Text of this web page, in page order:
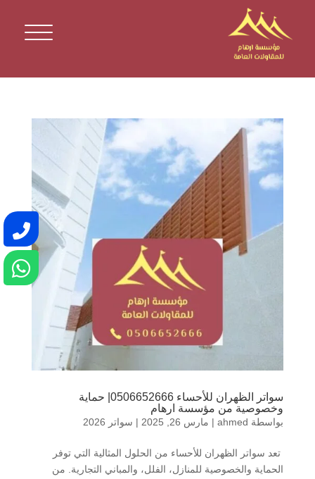
سواتر الظهران للأحساء 0506652666| حماية
وخصوصية من مؤسسة ارهام
بواسطة ahmed
| مارس 26, 2025 | سواتر 2026
تعد سواتر الظهران للأحساء من الحلول المثالية التي توفر
الحماية والخصوصية للمنازل، الفلل، والمباني التجارية. من